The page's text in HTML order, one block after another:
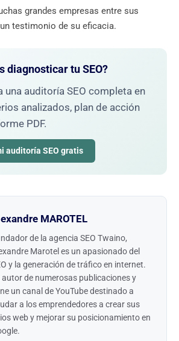
grandes empresas entre sus
testimonio de su eficacia.
diagnosticar tu SEO?
una auditoría SEO completa en
analizados, plan de acción
PDF.
auditoría SEO gratis
MAROTEL
de la agencia SEO Twaino,
Marotel es un apasionado del
y la generación de tráfico en internet.
autor de numerosas publicaciones y
un canal de YouTube destinado a
a los emprendedores a crear sus
web y mejorar su posicionamiento en